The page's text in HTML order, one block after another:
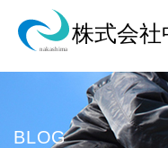
BLOG